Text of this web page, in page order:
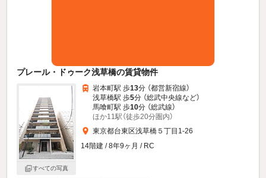
プレール・ドゥーク浅草橋の賃貸物件
すべての写真
岩本町駅 歩13分 （都営新宿線）
浅草橋駅 歩5分 （総武中央線など）
馬喰町駅 歩10分 （総武線）
ほか11駅（徒歩20分圏内）
東京都台東区浅草橋５丁目1-26
14階建 / 8年9ヶ月 / RC